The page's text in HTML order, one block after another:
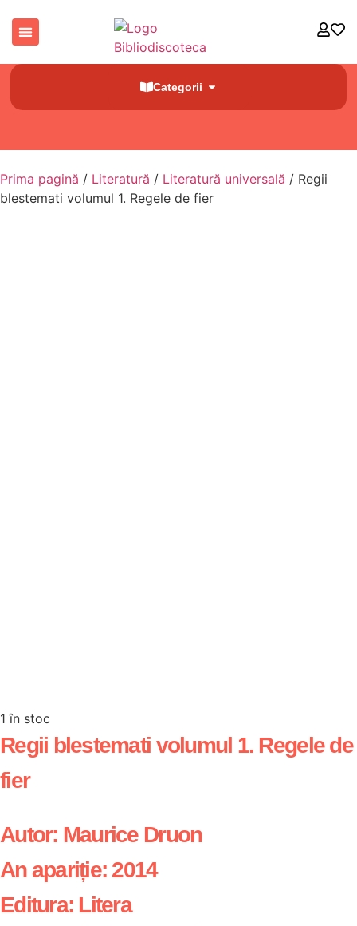
Categorii
Prima pagină / Literatură / Literatură universală / Regii
blestemati volumul 1. Regele de fier
1 în stoc
Regii blestemati volumul 1. Regele de
fier
Autor: Maurice Druon
An apariție: 2014
Editura: Litera